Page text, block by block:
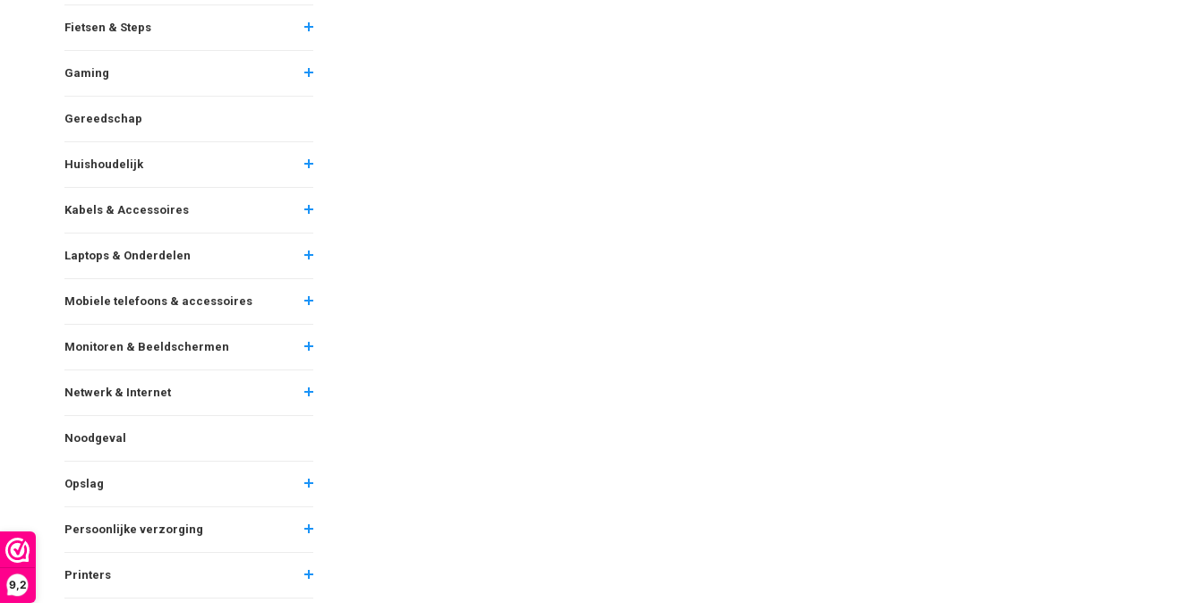
9,2
Fietsen & Steps
Gaming
Gereedschap
Huishoudelijk
Kabels & Accessoires
Laptops & Onderdelen
Mobiele telefoons & accessoires
Monitoren & Beeldschermen
Netwerk & Internet
Noodgeval
Opslag
Persoonlijke verzorging
Printers